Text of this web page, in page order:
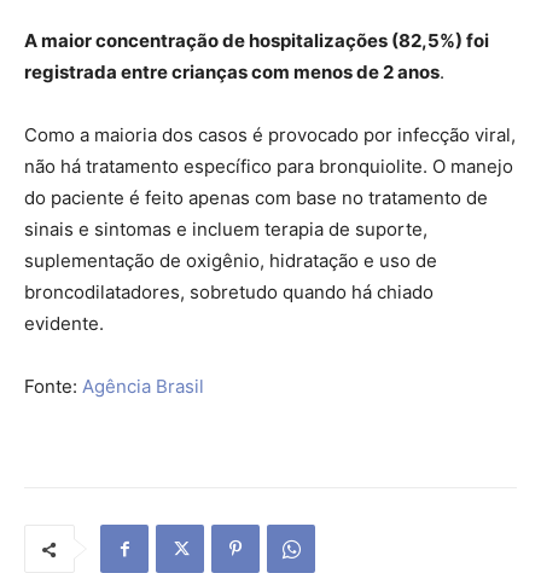
A maior concentração de hospitalizações (82,5%) foi
registrada entre crianças com menos de 2 anos.
Como a maioria dos casos é provocado por infecção viral,
não há tratamento específico para bronquiolite. O manejo
do paciente é feito apenas com base no tratamento de
sinais e sintomas e incluem terapia de suporte,
suplementação de oxigênio, hidratação e uso de
broncodilatadores, sobretudo quando há chiado
evidente.
Fonte: Agência Brasil